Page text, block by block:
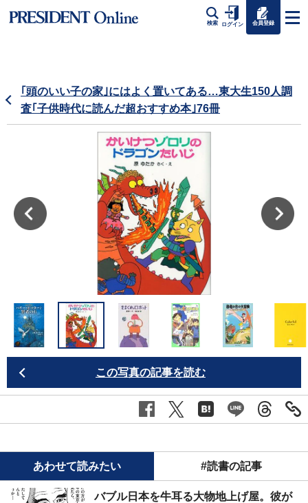
検索 ログイン 会員登録
｢頭のいい子の家｣にはよく置いてある…東大生150人調
査｢子供時代に読んだ超おすすめ本｣76冊
この写真の記事を読む
あわせて読みたい #読書の記事
バブル日本を牛耳る大物地上げ屋。彼が